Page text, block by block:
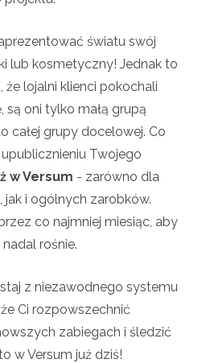
światu swój
lub kosmetyczny! Jednak to
że lojalni klienci pokochali
są oni tylko małą grupą
całej grupy docelowej. Co
Twojego
w Versum - zarówno dla
jak i ogólnych zarobków.
co najmniej miesiąc, aby
rośnie.
z niezawodnego systemu
Ci rozpowszechnić
zabiegach i śledzić
w Versum już dziś!